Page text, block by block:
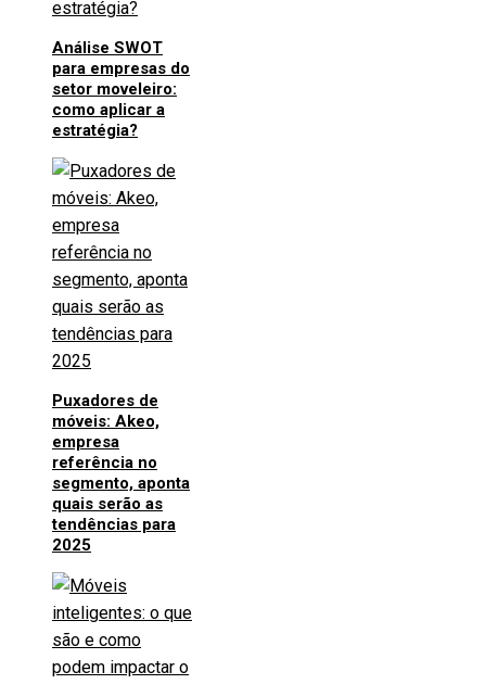
Análise SWOT
para empresas do
setor moveleiro:
como aplicar a
estratégia?
Puxadores de
móveis: Akeo,
empresa
referência no
segmento, aponta
quais serão as
tendências para
2025